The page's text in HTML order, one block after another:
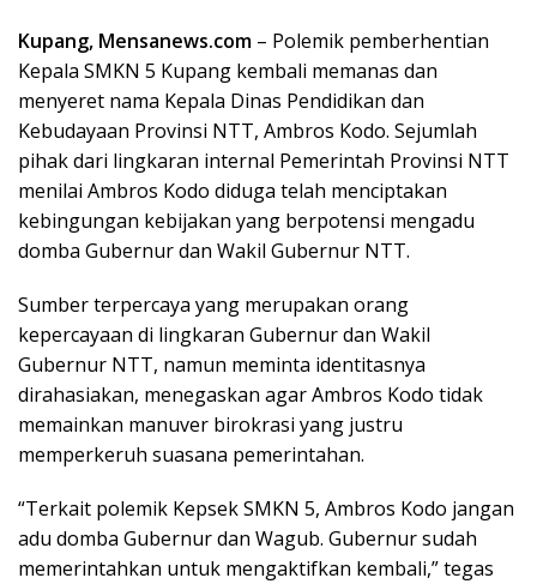
Kupang, Mensanews.com – Polemik pemberhentian
Kepala SMKN 5 Kupang kembali memanas dan
menyeret nama Kepala Dinas Pendidikan dan
Kebudayaan Provinsi NTT, Ambros Kodo. Sejumlah
pihak dari lingkaran internal Pemerintah Provinsi NTT
menilai Ambros Kodo diduga telah menciptakan
kebingungan kebijakan yang berpotensi mengadu
domba Gubernur dan Wakil Gubernur NTT.
Sumber terpercaya yang merupakan orang
kepercayaan di lingkaran Gubernur dan Wakil
Gubernur NTT, namun meminta identitasnya
dirahasiakan, menegaskan agar Ambros Kodo tidak
memainkan manuver birokrasi yang justru
memperkeruh suasana pemerintahan.
“Terkait polemik Kepsek SMKN 5, Ambros Kodo jangan
adu domba Gubernur dan Wagub. Gubernur sudah
memerintahkan untuk mengaktifkan kembali,” tegas